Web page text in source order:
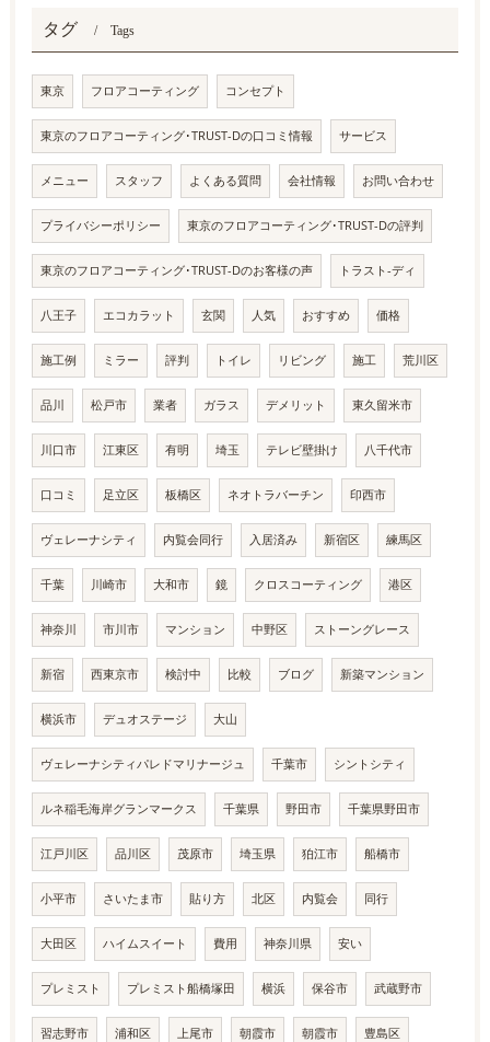
タグ Tags
東京 フロアコーティング コンセプト
東京のフロアコーティング･TRUST-Dの口コミ情報 サービス
メニュー スタッフ よくある質問 会社情報 お問い合わせ
プライバシーポリシー 東京のフロアコーティング･TRUST-Dの評判
東京のフロアコーティング･TRUST-Dのお客様の声 トラスト-ディ
八王子 エコカラット 玄関 人気 おすすめ 価格
施工例 ミラー 評判 トイレ リビング 施工 荒川区
品川 松戸市 業者 ガラス デメリット 東久留米市
川口市 江東区 有明 埼玉 テレビ壁掛け 八千代市
口コミ 足立区 板橋区 ネオトラバーチン 印西市
ヴェレーナシティ 内覧会同行 入居済み 新宿区 練馬区
千葉 川崎市 大和市 鏡 クロスコーティング 港区
神奈川 市川市 マンション 中野区 ストーングレース
新宿 西東京市 検討中 比較 ブログ 新築マンション
横浜市 デュオステージ 大山
ヴェレーナシティパレドマリナージュ 千葉市 シントシティ
ルネ稲毛海岸グランマークス 千葉県 野田市 千葉県野田市
江戸川区 品川区 茂原市 埼玉県 狛江市 船橋市
小平市 さいたま市 貼り方 北区 内覧会 同行
大田区 ハイムスイート 費用 神奈川県 安い
プレミスト プレミスト船橋塚田 横浜 保谷市 武蔵野市
習志野市 浦和区 上尾市 朝霞市 朝霞市 豊島区